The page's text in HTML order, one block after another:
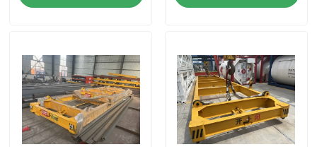
Các sản phẩm
Video